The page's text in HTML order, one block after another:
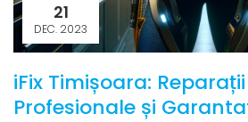
21
DEC. 2023
iFix Timișoara:
Profesionale și